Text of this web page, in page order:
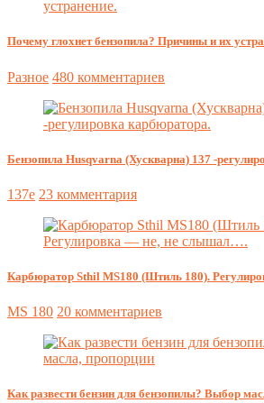
Почему глохнет бензопила? Причины и их
Разное 480 комментариев
Бензопила Husqvarna (Хускварна) 137 -
137e 23 комментария
Карбюратор Sthil MS180 (Штиль 180).
MS 180 20 комментариев
Как развести бензин для бензопилы? Выбор